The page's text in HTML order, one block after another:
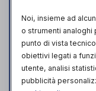
Noi, insieme ad
o strumenti
punto di vista
obiettivi legati a
utente, analisi
pubblicità